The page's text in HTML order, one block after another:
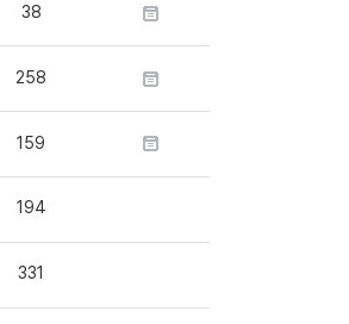
38
258
159
194
331